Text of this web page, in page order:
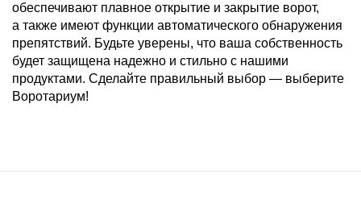
обеспечивают плавное открытие и закрытие ворот,
а также имеют функции автоматического обнаружения
препятствий. Будьте уверены, что ваша собственность
будет защищена надежно и стильно с нашими
продуктами. Сделайте правильный выбор — выберите
Воротариум!